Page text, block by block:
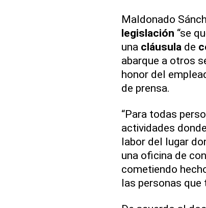
Maldonado
legislación “se
una cláusula de
abarque a otros
honor del
de prensa.
“Para todas
actividades
labor del lugar
una oficina de
cometiendo
las personas que